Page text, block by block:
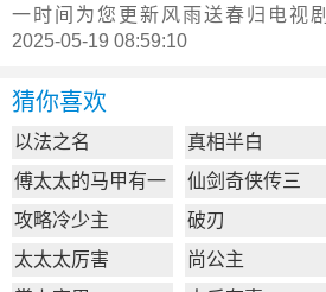
一时间为您更新风雨送春归电视
2025-05-19 08:59:10
猜你喜欢
以法之名 真相半白
傅太太的马甲有一
点多
仙剑奇侠传三
攻略冷少主
破刃
太太太厉害
尚公主